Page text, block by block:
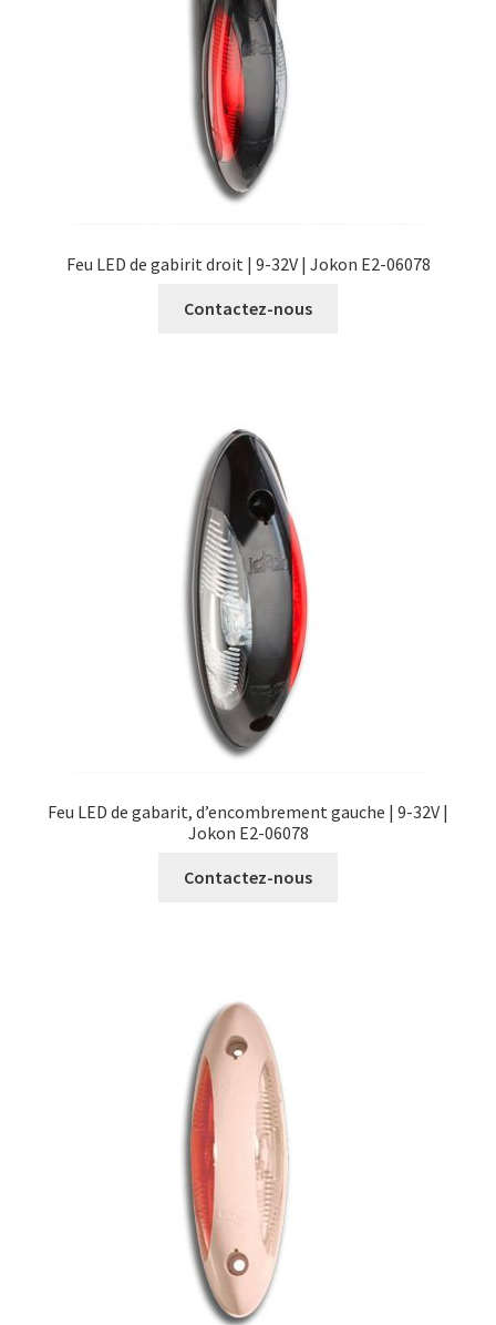
Feu LED de gabirit droit | 9-32V | Jokon E2-06078
Contactez-nous
Feu LED de gabarit, d’encombrement gauche | 9-32V |
Jokon E2-06078
Contactez-nous